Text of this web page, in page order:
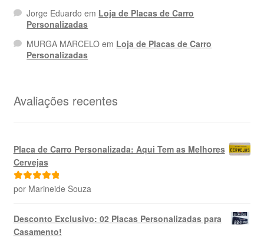
Jorge Eduardo em Loja de Placas de Carro
Personalizadas
MURGA MARCELO em Loja de Placas de Carro
Personalizadas
Avaliações recentes
Placa de Carro Personalizada: Aqui Tem as Melhores
Cervejas
Avaliação5
por Marineide Souza
Desconto Exclusivo: 02 Placas Personalizadas para
Casamento!